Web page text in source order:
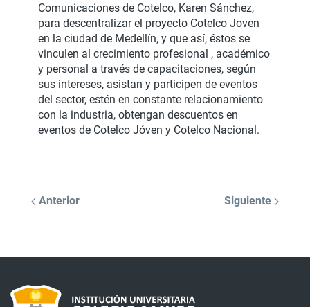
Comunicaciones de Cotelco, Karen Sánchez,
para descentralizar el proyecto Cotelco Joven
en la ciudad de Medellín, y que así, éstos se
vinculen al crecimiento profesional , académico
y personal a través de capacitaciones, según
sus intereses, asistan y participen de eventos
del sector, estén en constante relacionamiento
con la industria, obtengan descuentos en
eventos de Cotelco Jóven y Cotelco Nacional.
Anterior Siguiente